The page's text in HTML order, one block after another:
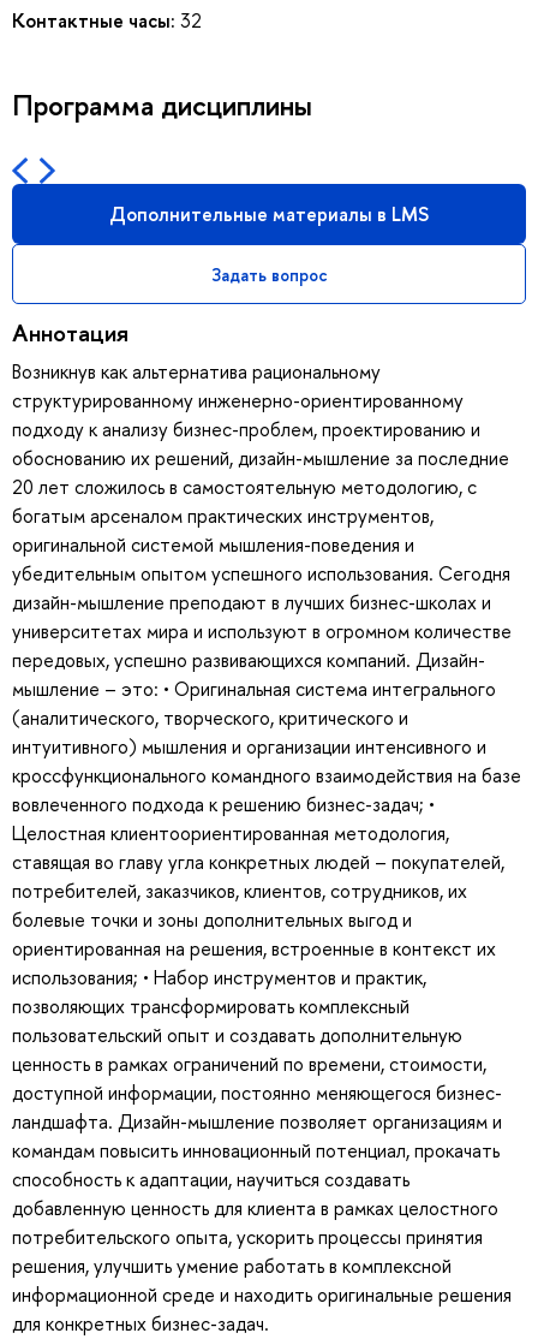
Контактные часы: 32
Программа дисциплины
Дополнительные материалы в LMS
Задать вопрос
Аннотация
Возникнув как альтернатива рациональному
структурированному инженерно-ориентированному
подходу к анализу бизнес-проблем, проектированию и
обоснованию их решений, дизайн-мышление за последние
20 лет сложилось в самостоятельную методологию, с
богатым арсеналом практических инструментов,
оригинальной системой мышления-поведения и
убедительным опытом успешного использования. Сегодня
дизайн-мышление преподают в лучших бизнес-школах и
университетах мира и используют в огромном количестве
передовых, успешно развивающихся компаний. Дизайн-
мышление – это: • Оригинальная система интегрального
(аналитического, творческого, критического и
интуитивного) мышления и организации интенсивного и
кроссфункционального командного взаимодействия на базе
вовлеченного подхода к решению бизнес-задач; •
Целостная клиентоориентированная методология,
ставящая во главу угла конкретных людей – покупателей,
потребителей, заказчиков, клиентов, сотрудников, их
болевые точки и зоны дополнительных выгод и
ориентированная на решения, встроенные в контекст их
использования; • Набор инструментов и практик,
позволяющих трансформировать комплексный
пользовательский опыт и создавать дополнительную
ценность в рамках ограничений по времени, стоимости,
доступной информации, постоянно меняющегося бизнес-
ландшафта. Дизайн-мышление позволяет организациям и
командам повысить инновационный потенциал, прокачать
способность к адаптации, научиться создавать
добавленную ценность для клиента в рамках целостного
потребительского опыта, ускорить процессы принятия
решения, улучшить умение работать в комплексной
информационной среде и находить оригинальные решения
для конкретных бизнес-задач.